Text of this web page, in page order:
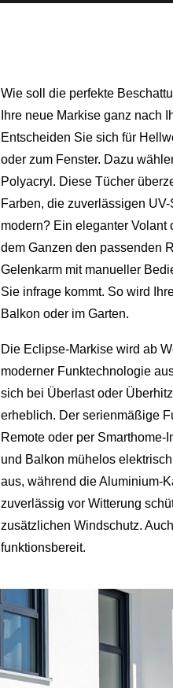
Wie soll die perfekte
Ihre neue Markise ganz nach
Entscheiden Sie sich für
oder zum Fenster. Dazu
Polyacryl. Diese Tücher
Farben, die zuverlässigen
modern? Ein eleganter
dem Ganzen den passenden
Gelenkarm mit manueller
Sie infrage kommt. So wird
Balkon oder im Garten.
Die Eclipse-Markise wird ab
moderner Funktechnologie
sich bei Überlast oder
erheblich. Der serienmäßige
Remote oder per Smarthome-
und Balkon mühelos
aus, während die Aluminium-
zuverlässig vor Witterung
zusätzlichen Windschutz.
funktionsbereit.